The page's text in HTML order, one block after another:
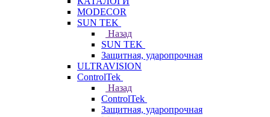
MODECOR
SUN TEK
Назад
SUN TEK
Защитная, ударопрочная
ULTRAVISION
ControlTek
Назад
ControlTek
Защитная, ударопрочная